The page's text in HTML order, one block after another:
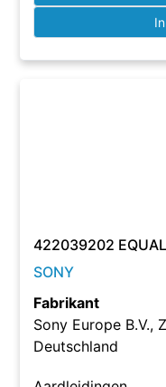
422039202
SONY
Fabrikant
Sony Europe B.V.,
Deutschland